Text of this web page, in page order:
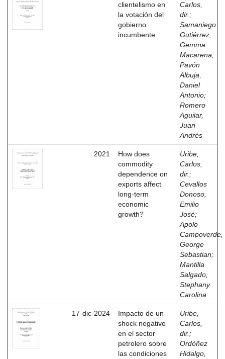
clientelismo en
la votación del
gobierno
incumbente
Carlos,
dir. ;
Samaniego
Gutiérrez,
Gemma
Macarena;
Pavón
Albuja,
Daniel
Antonio;
Romero
Aguilar,
Juan
Andrés
2021
How does
commodity
dependence on
exports affect
long-term
economic
growth?
Uribe,
Carlos,
dir. ;
Cevallos
Donoso,
Emilio
José;
Apolo
Campoverde,
George
Sebastian;
Mantilla
Salgado,
Stephany
Carolina
17-dic-2024
Impacto de un
shock negativo
en el sector
petrolero sobre
las condiciones
Uribe,
Carlos,
dir. ;
Ordóñez
Hidalgo,